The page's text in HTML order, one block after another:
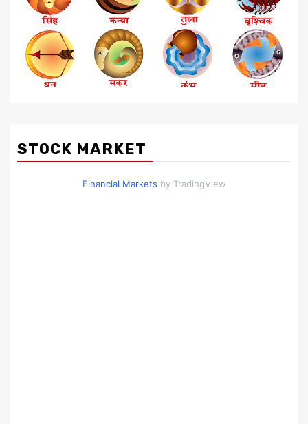
STOCK MARKET
Financial Markets by TradingView